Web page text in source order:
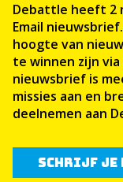
Debattle heeft 2
Email
hoogte van
te winnen zijn via
nieuwsbrief is
missies aan en
deelnemen aan
Schrijf je